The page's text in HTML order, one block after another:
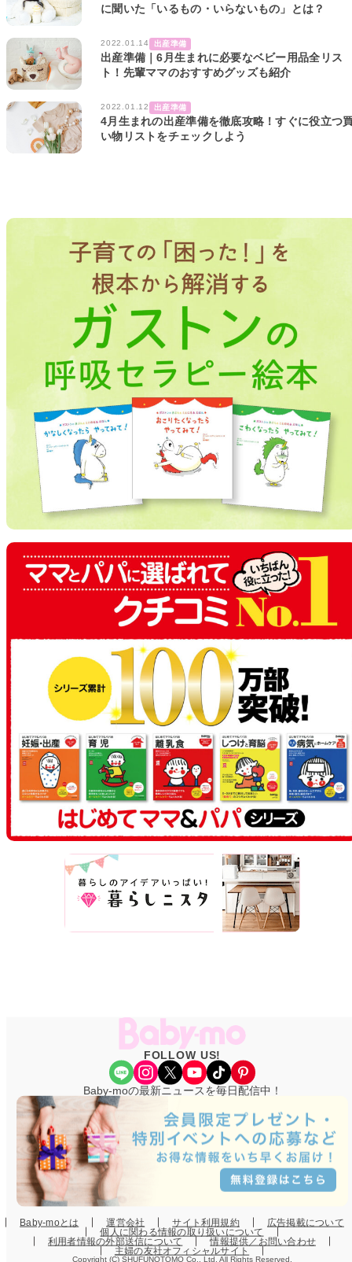
に聞いた「いるもの・いらないもの」とは？
2022.01.14 出産準備
出産準備｜6月生まれに必要なベビー用品全リス
ト！先輩ママのおすすめグッズも紹介
2022.01.12 出産準備
4月生まれの出産準備を徹底攻略！すぐに役立つ
い物リストをチェックしよう
FOLLOW US!
Share Icon Instagram X YouTube TikTok Pinterest
Baby-moの最新ニュースを毎日配信中！
Baby-moとは 運営会社 サイト利用規約
広告掲載について
個人に関わる情報の取り扱いについて
利用者情報の外部送信について
情報提供／お問い合わせ
主婦の友社オフィシャルサイト
Copyright (C) SHUFUNOTOMO Co., Ltd. All Rights Reserved.